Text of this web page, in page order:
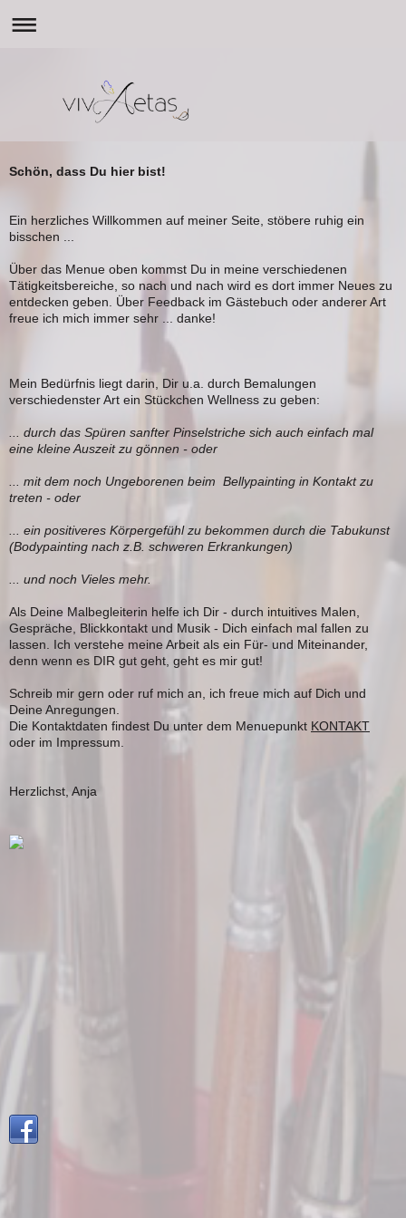
Schön, dass Du hier bist!
Ein herzliches Willkommen auf meiner Seite, stöbere ruhig ein
bisschen ...
Über das Menue oben kommst Du in meine verschiedenen
Tätigkeitsbereiche, so nach und nach wird es dort immer Neues zu
entdecken geben. Über Feedback im Gästebuch oder anderer Art
freue ich mich immer sehr ... danke!
Mein Bedürfnis liegt darin, Dir u.a. durch Bemalungen
verschiedenster Art ein Stückchen Wellness zu geben:
... durch das Spüren sanfter Pinselstriche sich auch einfach mal
eine kleine Auszeit zu gönnen - oder
... mit dem noch Ungeborenen beim Bellypainting in Kontakt zu
treten - oder
... ein positiveres Körpergefühl zu bekommen durch die Tabukunst
(Bodypainting nach z.B. schweren Erkrankungen)
... und noch Vieles mehr.
Als Deine Malbegleiterin helfe ich Dir - durch intuitives Malen,
Gespräche, Blickkontakt und Musik - Dich einfach mal fallen zu
lassen. Ich verstehe meine Arbeit als ein Für- und Miteinander,
denn wenn es DIR gut geht, geht es mir gut!
Schreib mir gern oder ruf mich an, ich freue mich auf Dich und
Deine Anregungen.
Die Kontaktdaten findest Du unter dem Menuepunkt KONTAKT
oder im Impressum.
Herzlichst, Anja